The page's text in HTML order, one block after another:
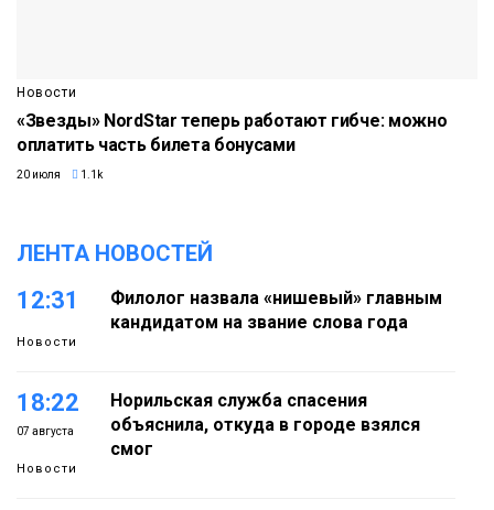
Новости
«Звезды» NordStar теперь работают гибче: можно
оплатить часть билета бонусами
20 июля 1.1k
ЛЕНТА НОВОСТЕЙ
12:31
Новости
Филолог назвала «нишевый» главным
кандидатом на звание слова года
18:22
07 августа
Новости
Норильская служба спасения
объяснила, откуда в городе взялся
смог